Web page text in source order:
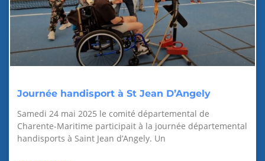
Journée handisport à St Jean D’Angely
Samedi 24 mai 2025 le comité départemental de
Charente-Maritime participait à la journée départemental
handisports à Saint Jean d’Angely. Un